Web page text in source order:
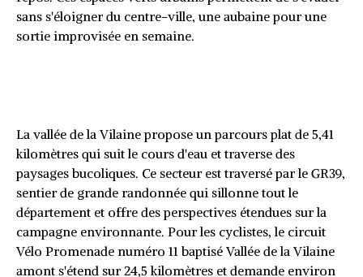
sans s'éloigner du centre-ville, une aubaine pour une
sortie improvisée en semaine.
La vallée de la Vilaine propose un parcours plat de 5,41
kilomètres qui suit le cours d'eau et traverse des
paysages bucoliques. Ce secteur est traversé par le GR39,
sentier de grande randonnée qui sillonne tout le
département et offre des perspectives étendues sur la
campagne environnante. Pour les cyclistes, le circuit
Vélo Promenade numéro 11 baptisé Vallée de la Vilaine
amont s'étend sur 24,5 kilomètres et demande environ